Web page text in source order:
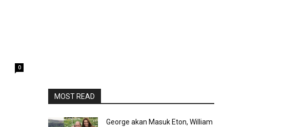
0
MOST READ
George akan Masuk Eton, William